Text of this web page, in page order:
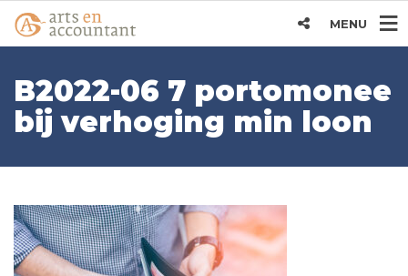
MENU
B2022-06 7 portomonee
bij verhoging min loon